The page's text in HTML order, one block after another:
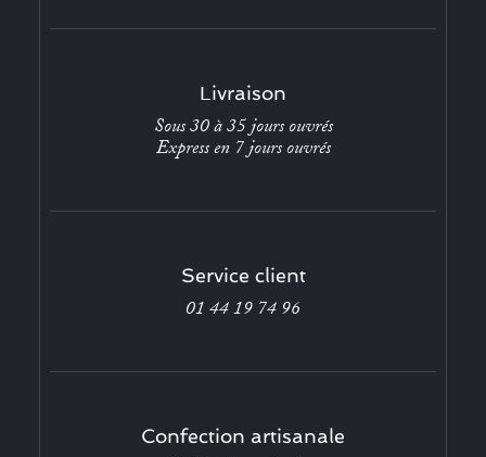
Livraison
Sous 30 à 35 jours ouvrés
Express en 7 jours ouvrés
Service client
01 44 19 74 96
Confection artisanale